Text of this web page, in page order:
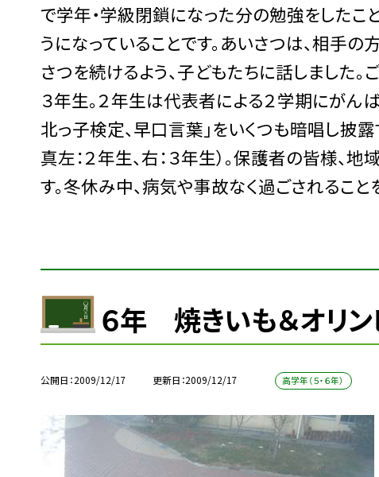
で学年・学級閉鎖になった分の勉強をしたこ
うになっていることです。あいさつは、相手
さつを続けるよう、子どもたちに話しました
３年生。２年生は代表者による２学期にがん
北っ子検定、早口言葉」をいくつも暗唱し披
真左：２年生、右：３年生）。保護者の皆様
す。冬休み中、病気や事故なく過ごされること
６年 焼きいも＆オリ
公開日 2009/12/17 更新日 2009/12/17 高学年（５・６年）